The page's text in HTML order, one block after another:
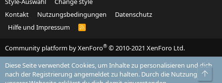
Kontakt
Nutzungsbedingungen
Datenschutz
Hilfe und Impressum
R
Community platform by XenForo® © 2010-2021 XenForo Ltd.
Diese Seite verwendet Cookies, um Inhalte zu personalisieren und dich
nach der Registrierung angemeldet zu halten. Durch die Nutzung